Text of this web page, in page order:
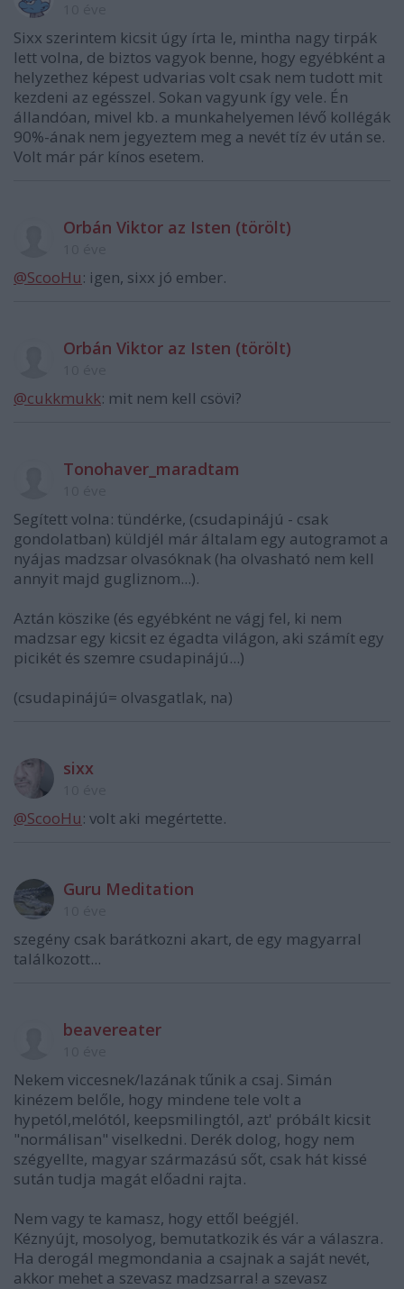
Sixx szerintem kicsit úgy írta le, mintha nagy tirpák
lett volna, de biztos vagyok benne, hogy egyébként a
helyzethez képest udvarias volt csak nem tudott mit
kezdeni az egésszel. Sokan vagyunk így vele. Én
állandóan, mivel kb. a munkahelyemen lévő kollégák
90%-ának nem jegyeztem meg a nevét tíz év után se.
Volt már pár kínos esetem.
Orbán Viktor az Isten (törölt)
@ScooHu: igen, sixx jó ember.
Orbán Viktor az Isten (törölt)
@cukkmukk: mit nem kell csövi?
Tonohaver_maradtam
Segített volna: tündérke, (csudapinájú - csak
gondolatban) küldjél már általam egy autogramot a
nyájas madzsar olvasóknak (ha olvasható nem kell
annyit majd gugliznom...).
Aztán köszike (és egyébként ne vágj fel, ki nem
madzsar egy kicsit ez égadta világon, aki számít egy
picikét és szemre csudapinájú...)
(csudapinájú= olvasgatlak, na)
sixx
@ScooHu: volt aki megértette.
Guru Meditation
szegény csak barátkozni akart, de egy magyarral
találkozott...
beavereater
Nekem viccesnek/lazának tűnik a csaj. Simán
kinézem belőle, hogy mindene tele volt a
hypetól,melótól, keepsmilingtól, azt' próbált kicsit
"normálisan" viselkedni. Derék dolog, hogy nem
szégyellte, magyar származású sőt, csak hát kissé
sután tudja magát előadni rajta.
Nem vagy te kamasz, hogy ettől beégjél.
Kéznyújt, mosolyog, bemutatkozik és vár a válaszra.
Ha derogál megmondania a csajnak a saját nevét,
akkor mehet a szevasz madzsarra! a szevasz